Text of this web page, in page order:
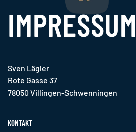
IMPRESSUM
Sven Lägler
Rote Gasse 37
78050 Villingen-Schwenningen
KONTAKT